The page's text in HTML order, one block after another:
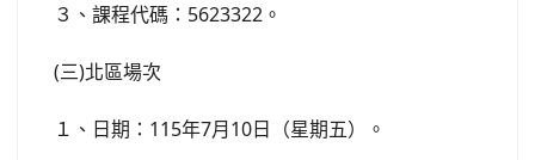
３、課程代碼：5623322。
(三)北區場次
１、日期：115年7月10日（星期五）。